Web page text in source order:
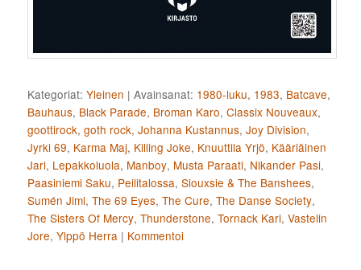
Kategoriat: Yleinen |Avainsanat: 1980-luku, 1983, Batcave,
Bauhaus, Black Parade, Broman Karo,Classix Nouveaux,
goottirock,goth rock,Johanna Kustannus,Joy Division,
Jyrki 69, Karma Maj, Killing Joke, Knuuttila Yrjö, Kääriäinen
Jari, Lepakkoluola, Manboy, Musta Paraati, Nikander Pasi,
Paasiniemi Saku, Peilitalossa,Siouxsie & The Banshees,
Sumén Jimi,The 69 Eyes,The Cure,The Danse Society,
The Sisters Of Mercy,Thunderstone,Tornack Kari,Vastelin
Jore,Ylppö Herra | Kommentoi